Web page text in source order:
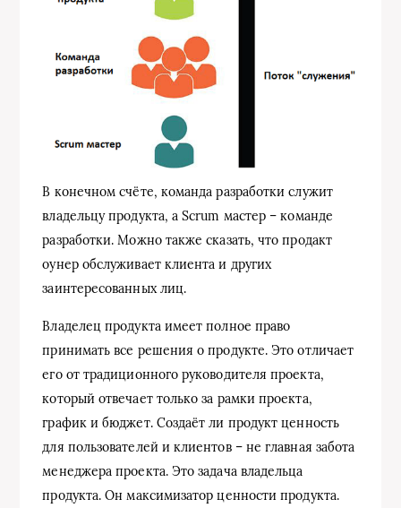
В конечном счёте, команда разработки служит
владельцу продукта, а Scrum мастер – команде
разработки. Можно также сказать, что продакт
оунер обслуживает клиента и других
заинтересованных лиц.
Владелец продукта имеет полное право
принимать все решения о продукте. Это отличает
его от традиционного руководителя проекта,
который отвечает только за рамки проекта,
график и бюджет. Создаёт ли продукт ценность
для пользователей и клиентов – не главная забота
менеджера проекта. Это задача владельца
продукта. Он максимизатор ценности продукта.